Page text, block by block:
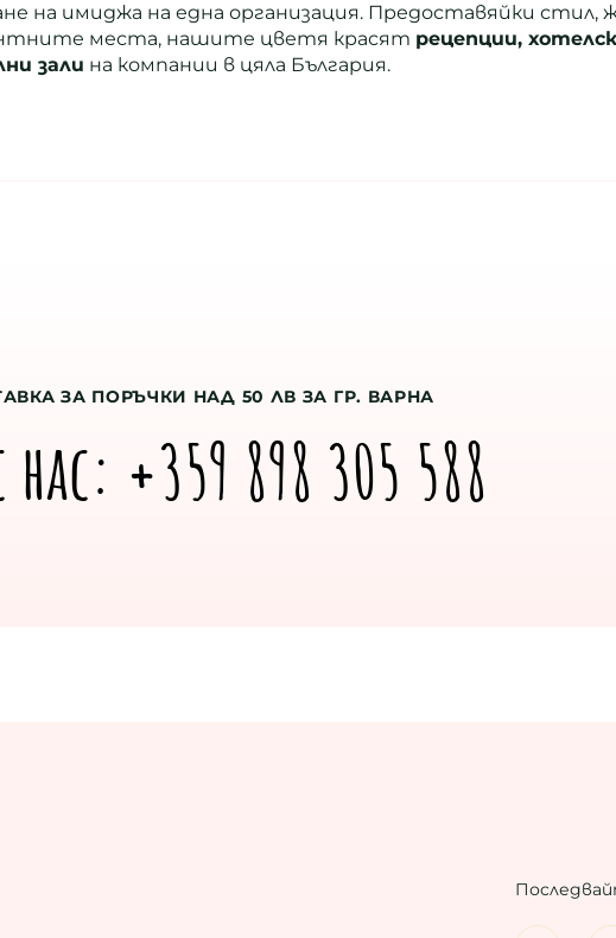
на имиджа на една организация. Предоставяйки
места, нашите цветя красят рецепции,
зали на компании в цяла България.
ЗА ПОРЪЧКИ НАД 50 ЛВ ЗА ГР. ВАРНА
нас: +359 898 305 588